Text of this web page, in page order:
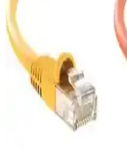
İRENİS CAT6 yassı ve
özellikleri, hızları ve
doğru kablo seçiminde
Vetech Cat7 15
Hızlı ve Stabil
Vetech'in 15 metre Cat7
gecikme ve